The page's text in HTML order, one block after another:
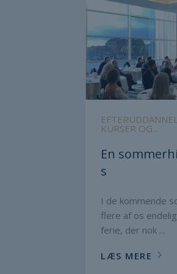
KURSER OG
BUSINESS
En
s
I de kommende
flere af os
ferie, der nok ...
LÆS MERE